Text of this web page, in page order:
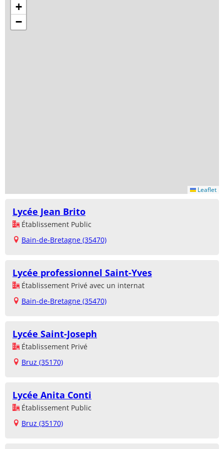
+
−
Leaflet
Lycée Jean Brito
Établissement Public
Bain-de-Bretagne (35470)
Lycée professionnel Saint-Yves
Établissement Privé avec un internat
Bain-de-Bretagne (35470)
Lycée Saint-Joseph
Établissement Privé
Bruz (35170)
Lycée Anita Conti
Établissement Public
Bruz (35170)